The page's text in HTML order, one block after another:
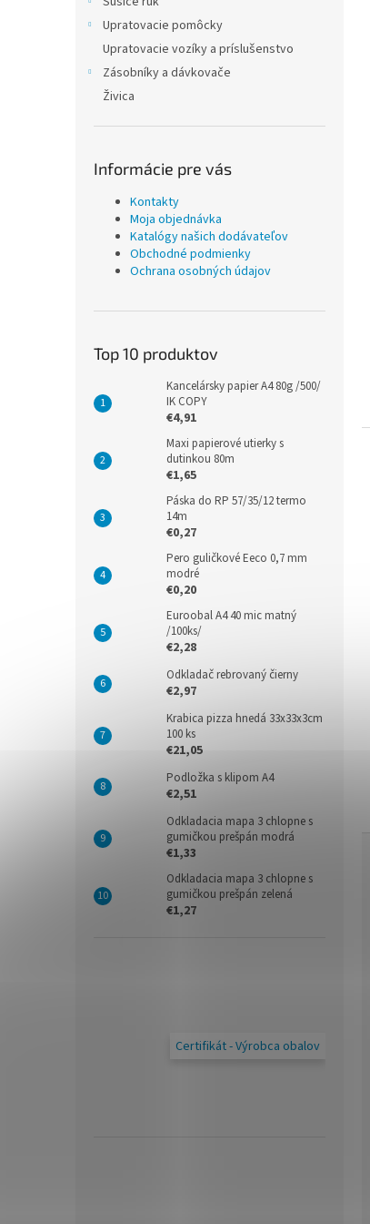
Upratovacie pomôcky
Upratovacie vozíky a príslušenstvo
Zásobníky a dávkovače
Živica
Informácie pre vás
Kontakty
Moja objednávka
Katalógy našich dodávateľov
Obchodné podmienky
Ochrana osobných údajov
Top 10 produktov
Kancelársky papier A4 80g /500/
IK COPY
€4,91
Maxi papierové utierky s
dutinkou 80m
€1,65
Páska do RP 57/35/12 termo
14m
€0,27
Pero guličkové Eeco 0,7 mm
modré
€0,20
Euroobal A4 40 mic matný
/100ks/
€2,28
Odkladač rebrovaný čierny
€2,97
Krabica pizza hnedá 33x33x3cm
100 ks
€21,05
Podložka s klipom A4
€2,51
Odkladacia mapa 3 chlopne s
gumičkou prešpán modrá
€1,33
Odkladacia mapa 3 chlopne s
gumičkou prešpán zelená
€1,27
Certifikát - Výrobca obalov